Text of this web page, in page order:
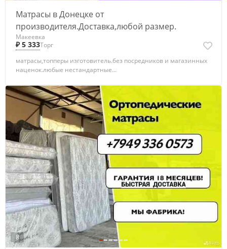
Матрасы в Донецке от
производителя.Доставка,любой размер.
Макеевка
₽ 5 333Торг
матрасы,топперы изготовитель.без посредников и магазинных
наценок.любые нестандартные...
8